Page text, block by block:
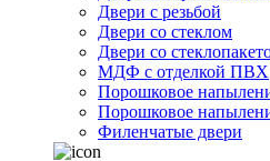
Двери с резьбой
Двери со стеклом
Двери со
МДФ с отделкой ПВХ
Порошковое
Порошковое
Филенчатые двери